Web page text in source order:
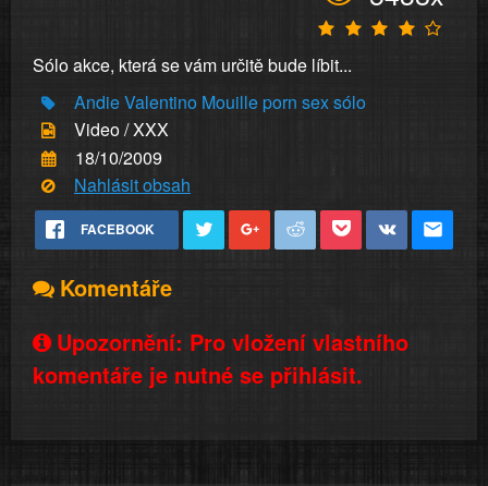
Sólo akce, která se vám určitě bude líbit...
AndieValentino Mouilleporn sexsólo
Video / XXX
18/10/2009
Nahlásit obsah
FACEBOOK
Komentáře
Upozornění: Pro vložení vlastního
komentáře je nutné se přihlásit.